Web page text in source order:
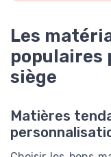
Les
populaires
siège
Matières